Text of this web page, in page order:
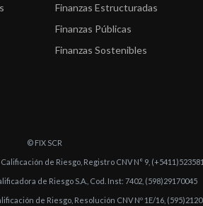
Finanzas Estructuradas
Finanzas Públicas
Finanzas Sostenibles
© FIX SCR
de Riesgo, Registro CNV N° 9,
de Riesgo S.A., Cod. Inst: 7402, (598)29170045
de Riesgo, Resolución CNV Nº 1E/16,